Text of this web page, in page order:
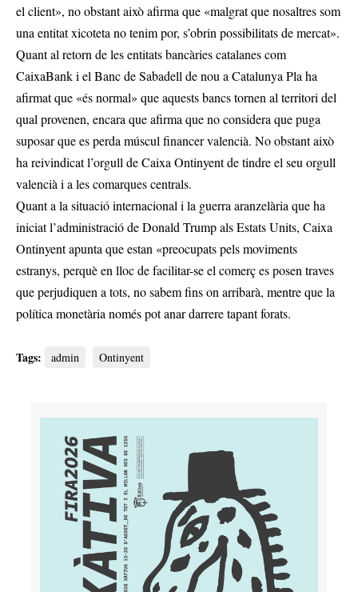
el client», no obstant això afirma que «malgrat que nosaltres som
una entitat xicoteta no tenim por, s’obrin possibilitats de mercat».
Quant al retorn de les entitats bancàries catalanes com
CaixaBank i el Banc de Sabadell de nou a Catalunya Pla ha
afirmat que «és normal» que aquests bancs tornen al territori del
qual provenen, encara que afirma que no considera que puga
suposar que es perda múscul financer valencià. No obstant això
ha reivindicat l’orgull de Caixa Ontinyent de tindre el seu orgull
valencià i a les comarques centrals.
Quant a la situació internacional i la guerra aranzelària que ha
iniciat l’administració de Donald Trump als Estats Units, Caixa
Ontinyent apunta que estan «preocupats pels moviments
estranys, perquè en lloc de facilitar-se el comerç es posen traves
que perjudiquen a tots, no sabem fins on arribarà, mentre que la
política monetària només pot anar darrere tapant forats.
Tags: admin Ontinyent